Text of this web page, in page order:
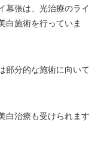
張は、光治療のライ
白施術を行っていま
部分的な施術に向いて
白治療も受けられます